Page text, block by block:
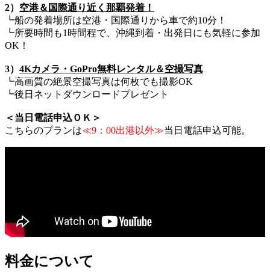
2） 空港＆国際通り近く那覇発着！
┗船の発着場所は空港・国際通りから車で約10分！
┗所要時間も1時間程で、沖縄到着・出発日にも気軽に参加
OK！
3） 4Kカメラ・GoPro無料レンタル＆空撮写真
┗高画質の絶景空撮写真は何枚でも撮影OK
┗後日ネットダウンロードプレゼント
＜当日電話申込ＯＫ＞
こちらのプランは≪9：00出港以外≫当日電話申込可能。
料金について